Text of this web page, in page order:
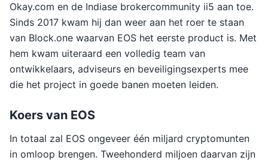
Okay.com en de Indiase brokercommunity ii5 aan toe.
Sinds 2017 kwam hij dan weer aan het roer te staan
van Block.one waarvan EOS het eerste product is. Met
hem kwam uiteraard een volledig team van
ontwikkelaars, adviseurs en beveiligingsexperts mee
die het project in goede banen moeten leiden.
Koers van EOS
In totaal zal EOS ongeveer één miljard cryptomunten
in omloop brengen. Tweehonderd miljoen daarvan zijn